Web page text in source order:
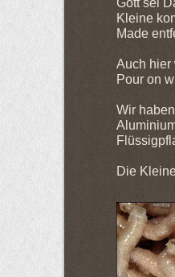
Kleine
Made
Auch hier
Pour on
Wir
Die